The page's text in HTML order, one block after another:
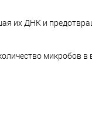
их ДНК и
микробов в